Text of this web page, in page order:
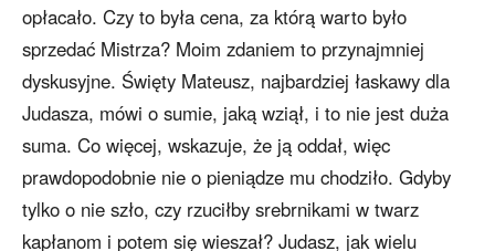
opłacało. Czy to była cena, za którą warto było
sprzedać Mistrza? Moim zdaniem to przynajmniej
dyskusyjne. Święty Mateusz, najbardziej łaskawy dla
Judasza, mówi o sumie, jaką wziął, i to nie jest duża
suma. Co więcej, wskazuje, że ją oddał, więc
prawdopodobnie nie o pieniądze mu chodziło. Gdyby
tylko o nie szło, czy rzuciłby srebrnikami w twarz
kapłanom i potem się wieszał? Judasz, jak wielu